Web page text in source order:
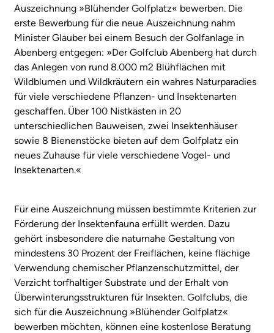
Auszeichnung »Blühender Golfplatz« bewerben. Die
erste Bewerbung für die neue Auszeichnung nahm
Minister Glauber bei einem Besuch der Golfanlage in
Abenberg entgegen: »Der Golfclub Abenberg hat durch
das Anlegen von rund 8.000 m2 Blühflächen mit
Wildblumen und Wildkräutern ein wahres Naturparadies
für viele verschiedene Pflanzen- und Insektenarten
geschaffen. Über 100 Nistkästen in 20
unterschiedlichen Bauweisen, zwei Insektenhäuser
sowie 8 Bienenstöcke bieten auf dem Golfplatz ein
neues Zuhause für viele verschiedene Vogel- und
Insektenarten.«
Für eine Auszeichnung müssen bestimmte Kriterien zur
Förderung der Insektenfauna erfüllt werden. Dazu
gehört insbesondere die naturnahe Gestaltung von
mindestens 30 Prozent der Freiflächen, keine flächige
Verwendung chemischer Pflanzenschutzmittel, der
Verzicht torfhaltiger Substrate und der Erhalt von
Überwinterungsstrukturen für Insekten. Golfclubs, die
sich für die Auszeichnung »Blühender Golfplatz«
bewerben möchten, können eine kostenlose Beratung